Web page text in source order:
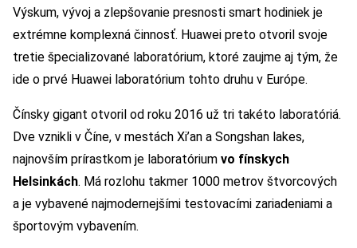
Výskum, vývoj a zlepšovanie presnosti smart hodiniek je
extrémne komplexná činnosť. Huawei preto otvoril svoje
tretie špecializované laboratórium, ktoré zaujme aj tým, že
ide o prvé Huawei laboratórium tohto druhu v Európe.
Čínsky gigant otvoril od roku 2016 už tri takéto laboratóriá.
Dve vznikli v Číne, v mestách Xi’an a Songshan lakes,
najnovším prírastkom je laboratórium vo fínskych
Helsinkách. Má rozlohu takmer 1000 metrov štvorcových
a je vybavené najmodernejšími testovacími zariadeniami a
športovým vybavením.